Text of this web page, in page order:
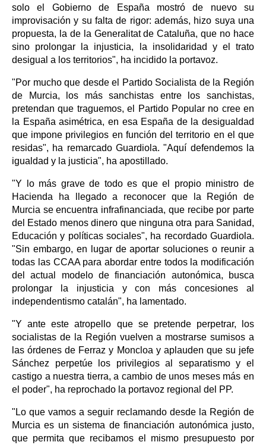
solo el Gobierno de España mostró de nuevo su
improvisación y su falta de rigor: además, hizo suya una
propuesta, la de la Generalitat de Cataluña, que no hace
sino prolongar la injusticia, la insolidaridad y el trato
desigual a los territorios", ha incidido la portavoz.
"Por mucho que desde el Partido Socialista de la Región
de Murcia, los más sanchistas entre los sanchistas,
pretendan que traguemos, el Partido Popular no cree en
la España asimétrica, en esa España de la desigualdad
que impone privilegios en función del territorio en el que
residas", ha remarcado Guardiola. "Aquí defendemos la
igualdad y la justicia", ha apostillado.
"Y lo más grave de todo es que el propio ministro de
Hacienda ha llegado a reconocer que la Región de
Murcia se encuentra infrafinanciada, que recibe por parte
del Estado menos dinero que ninguna otra para Sanidad,
Educación y políticas sociales", ha recordado Guardiola.
"Sin embargo, en lugar de aportar soluciones o reunir a
todas las CCAA para abordar entre todos la modificación
del actual modelo de financiación autonómica, busca
prolongar la injusticia y con más concesiones al
independentismo catalán", ha lamentado.
"Y ante este atropello que se pretende perpetrar, los
socialistas de la Región vuelven a mostrarse sumisos a
las órdenes de Ferraz y Moncloa y aplauden que su jefe
Sánchez perpetúe los privilegios al separatismo y el
castigo a nuestra tierra, a cambio de unos meses más en
el poder", ha reprochado la portavoz regional del PP.
"Lo que vamos a seguir reclamando desde la Región de
Murcia es un sistema de financiación autonómica justo,
que permita que recibamos el mismo presupuesto por